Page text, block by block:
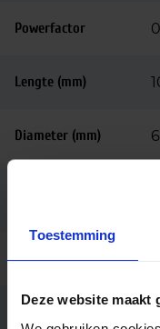
Toestemming
Deze website maakt
Powerfactor
Lengte (mm)
Diameter (mm)
Merk